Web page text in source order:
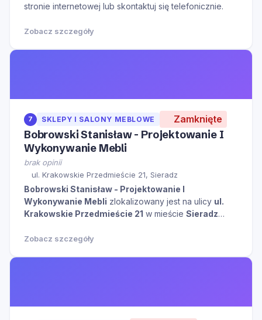
stronie internetowej lub skontaktuj się telefonicznie.
Zobacz szczegóły
7 SKLEPY I SALONY MEBLOWE Zamknięte
Bobrowski Stanisław - Projektowanie I
Wykonywanie Mebli
brak opinii
ul. Krakowskie Przedmieście 21, Sieradz
Bobrowski Stanisław - Projektowanie I
Wykonywanie Mebli zlokalizowany jest na ulicy ul.
Krakowskie Przedmieście 21 w mieście Sieradz
miejsca.
Zobacz szczegóły